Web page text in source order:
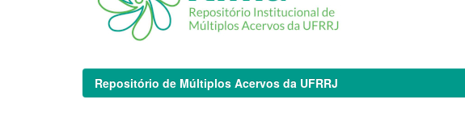
Repositório de Múltiplos Acervos da UFRRJ